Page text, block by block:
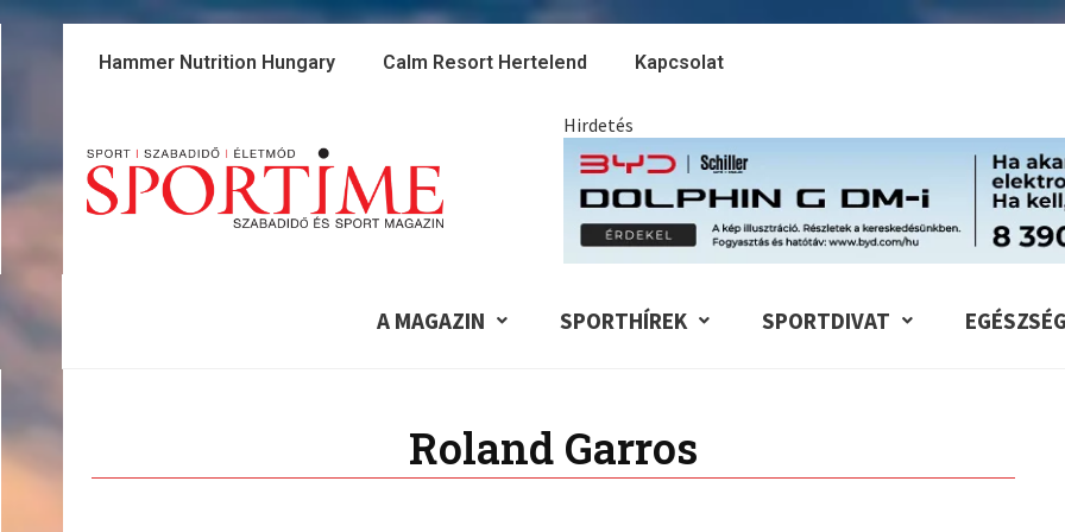
Skip
Hammer Nutrition Hungary Calm Resort Hertelend Kapcsolat
Hirdetés
A MAGAZIN SPORTHÍREK SPORTDIVAT EGÉSZSÉG
Roland Garros